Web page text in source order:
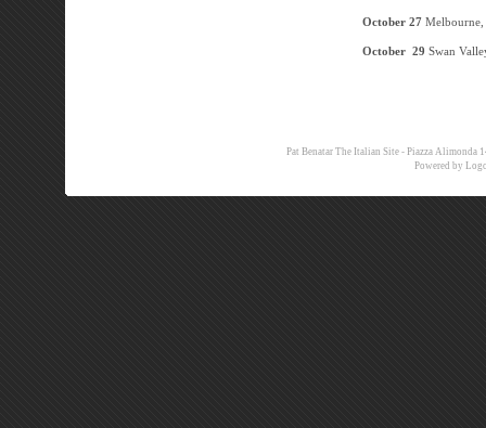
October 27 Melbourne,
October 29 Swan
Pat Benatar The Italian Site - Piazza Alimonda
Powered by